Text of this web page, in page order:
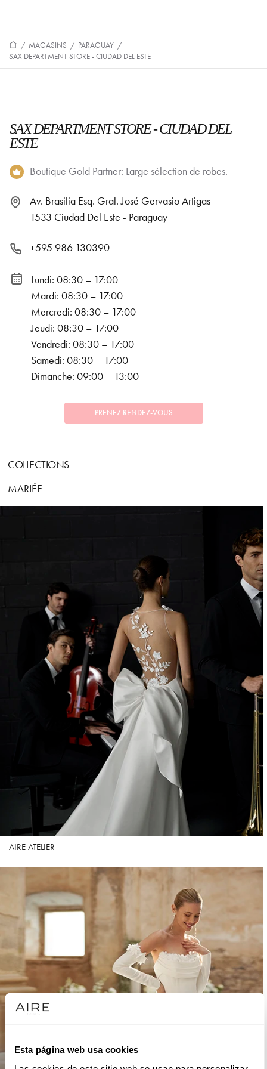
Esta página web usa cookies
/ MAGASINS / PARAGUAY /
SAX DEPARTMENT STORE - CIUDAD DEL ESTE
SAX DEPARTMENT STORE - CIUDAD DEL
ESTE
Boutique Gold Partner: Large sélection de robes.
Av. Brasilia Esq. Gral. José Gervasio Artigas
1533 Ciudad Del Este - Paraguay
+595 986 130390
Lundi: 08:30 – 17:00
Mardi: 08:30 – 17:00
Mercredi: 08:30 – 17:00
Jeudi: 08:30 – 17:00
Vendredi: 08:30 – 17:00
Samedi: 08:30 – 17:00
Dimanche: 09:00 – 13:00
PRENEZ RENDEZ-VOUS
COLLECTIONS
MARIÉE
AIRE ATELIER